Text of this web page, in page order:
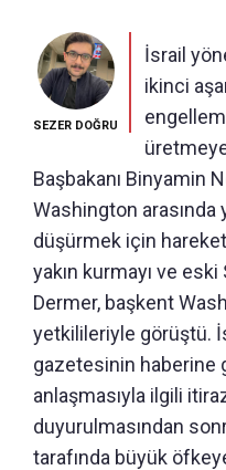
SEZER DOĞRU
İsrail
ikinci
Başbakanı Binyamin
Washington
düşürmek için
yakın kurmayı ve
Dermer, başkent
yetkilileriyle görüştü.
gazetesinin haberine
anlaşmasıyla ilgili
duyurulmasından
tarafında büyük